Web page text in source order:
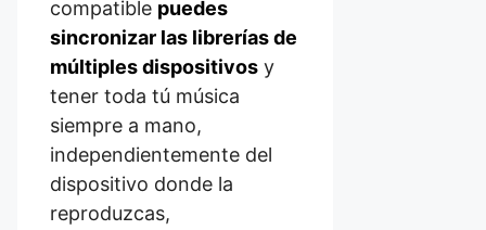
compatible puedes
sincronizar las librerías de
múltiples dispositivos y
tener toda tú música
siempre a mano,
independientemente del
dispositivo donde la
reproduzcas,